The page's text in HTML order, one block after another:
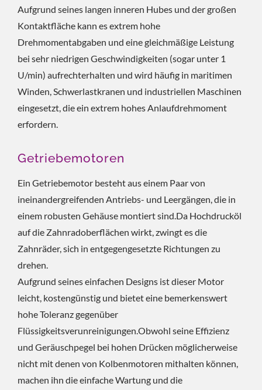
Aufgrund seines langen inneren Hubes und der großen
Kontaktfläche kann es extrem hohe
Drehmomentabgaben und eine gleichmäßige Leistung
bei sehr niedrigen Geschwindigkeiten (sogar unter 1
U/min) aufrechterhalten und wird häufig in maritimen
Winden, Schwerlastkranen und industriellen Maschinen
eingesetzt, die ein extrem hohes Anlaufdrehmoment
erfordern.
Getriebemotoren
Ein Getriebemotor besteht aus einem Paar von
ineinandergreifenden Antriebs- und Leergängen, die in
einem robusten Gehäuse montiert sind.Da Hochdrucköl
auf die Zahnradoberflächen wirkt, zwingt es die
Zahnräder, sich in entgegengesetzte Richtungen zu
drehen.
Aufgrund seines einfachen Designs ist dieser Motor
leicht, kostengünstig und bietet eine bemerkenswert
hohe Toleranz gegenüber
Flüssigkeitsverunreinigungen.Obwohl seine Effizienz
und Geräuschpegel bei hohen Drücken möglicherweise
nicht mit denen von Kolbenmotoren mithalten können,
machen ihn die einfache Wartung und die